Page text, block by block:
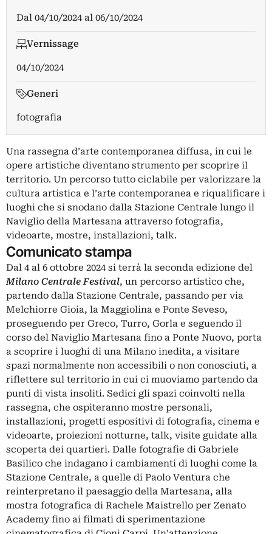
Dal 04/10/2024al 06/10/2024
Vernissage
04/10/2024
Generi
fotografia
Una rassegna d’arte contemporanea diffusa, in cui le
opere artistiche diventano strumento per scoprire il
territorio. Un percorso tutto ciclabile per valorizzare la
cultura artistica e l’arte contemporanea e riqualificare i
luoghi che si snodano dalla Stazione Centrale lungo il
Naviglio della Martesana attraverso fotografia,
videoarte, mostre, installazioni, talk.
Comunicato stampa
Dal 4 al 6 ottobre 2024 si terrà la seconda edizione del
Milano Centrale Festival, un percorso artistico che,
partendo dalla Stazione Centrale, passando per via
Melchiorre Gioia, la Maggiolina e Ponte Seveso,
proseguendo per Greco, Turro, Gorla e seguendo il
corso del Naviglio Martesana fino a Ponte Nuovo, porta
a scoprire i luoghi di una Milano inedita, a visitare
spazi normalmente non accessibili o non conosciuti, a
riflettere sul territorio in cui ci muoviamo partendo da
punti di vista insoliti. Sedici gli spazi coinvolti nella
rassegna, che ospiteranno mostre personali,
installazioni, progetti espositivi di fotografia, cinema e
videoarte, proiezioni notturne, talk, visite guidate alla
scoperta dei quartieri. Dalle fotografie di Gabriele
Basilico che indagano i cambiamenti di luoghi come la
Stazione Centrale, a quelle di Paolo Ventura che
reinterpretano il paesaggio della Martesana, alla
mostra fotografica di Rachele Maistrello per Zenato
Academy fino ai filmati di sperimentazione